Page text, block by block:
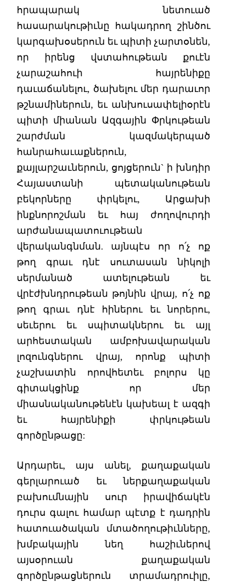
հրապարակ նետուած
հասարակութիւնը հակադրող շինծու
կարգախօսերուն եւ պիտի չարտօնեն,
որ իրենց վստահութեան քուէն
չարաշահուի հայրենիքը
դաւաճանելու, ծախելու մեր դարաւոր
թշնամիներուն, եւ անխուսափելիօրէն
պիտի միանան Ազգային Փրկութեան
շարժման կազմակերպած
հանրահաւաքներուն,
քայլարշաւներուն, ցոյցերուն` ի խնդիր
Հայաստանի պետականութեան
բեկորները փրկելու, Արցախի
ինքնորոշման եւ հայ ժողովուրդի
արժանապատուութեան
վերականգնման. այնպէս որ ո՛չ ոք
թող գրաւ դնէ սուտասան նիկոլի
սերմանած ատելութեան եւ
վրէժխնդրութեան թոյնին վրայ, ո՛չ ոք
թող գրաւ դնէ հիներու եւ նորերու,
սեւերու եւ սպիտակներու եւ այլ
արհեստական ամբոխավարական
լոզունգներու վրայ, որոնք պիտի
չաշխատին որովհետեւ բոլորս կը
գիտակցինք որ մեր
միասնականութենէն կախեալ է ազգի
եւ հայրենիքի փրկութեան
գործընթացը:
Արդարեւ, այս անել, քաղաքական
գերլարուած եւ ներքաղաքական
բախումնային սուր իրավիճակէն
դուրս գալու համար պէտք է դադրին
հատուածական մտածողութիւնները,
խմբակային նեղ հաշիւներով
այսօրուան քաղաքական
գործընթացներուն տրամադրուիլը,